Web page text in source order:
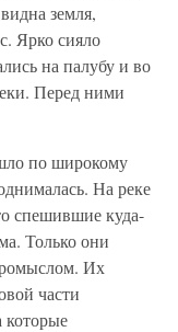
земля,
Ярко сияло
на палубу и во
Перед ними
по широкому
На реке
спешившие куда-
Только они
Их
части
которые